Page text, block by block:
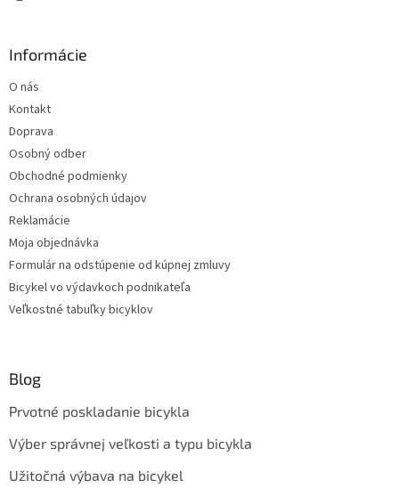
Informácie
O nás
Kontakt
Doprava
Osobný odber
Obchodné podmienky
Ochrana osobných údajov
Reklamácie
Moja objednávka
Formulár na odstúpenie od kúpnej zmluvy
Bicykel vo výdavkoch podnikateľa
Veľkostné tabuľky bicyklov
Blog
Prvotné poskladanie bicykla
Výber správnej veľkosti a typu bicykla
Užitočná výbava na bicykel